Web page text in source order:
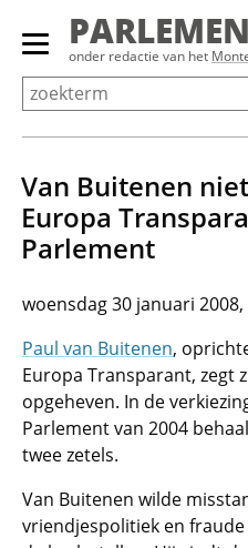
Overslaan
Primair
menu
tonen/verbergen
onder redactie van het
Van Buitenen
Europa
Parlement
woensdag 30 januari 2008,
Paul van Buitenen,
Europa Transparant, zegt
opgeheven. In de
Parlement van 2004
twee zetels.
Van Buitenen wilde
vriendjespolitiek en